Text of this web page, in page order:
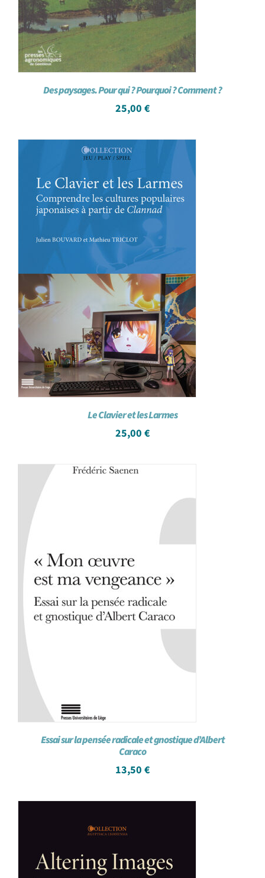
Des paysages. Pour qui ? Pourquoi ? Comment ?
25,00 €
Le Clavier et les Larmes
25,00 €
Essai sur la pensée radicale et gnostique d’Albert
Caraco
13,50 €